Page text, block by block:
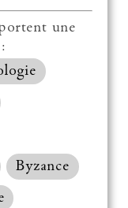
une
Byzance